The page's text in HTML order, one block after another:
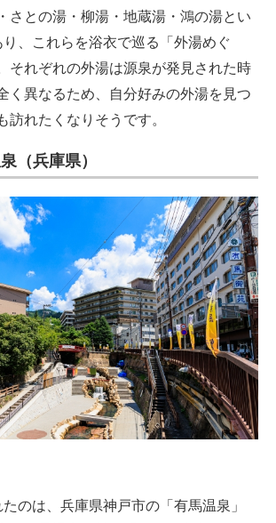
さとの湯・柳湯・地蔵湯・鴻の湯とい
り、これらを浴衣で巡る「外湯めぐ
それぞれの外湯は源泉が発見された時
く異なるため、自分好みの外湯を見つ
訪れたくなりそうです。
（兵庫県）
のは、兵庫県神戸市の「有馬温泉」